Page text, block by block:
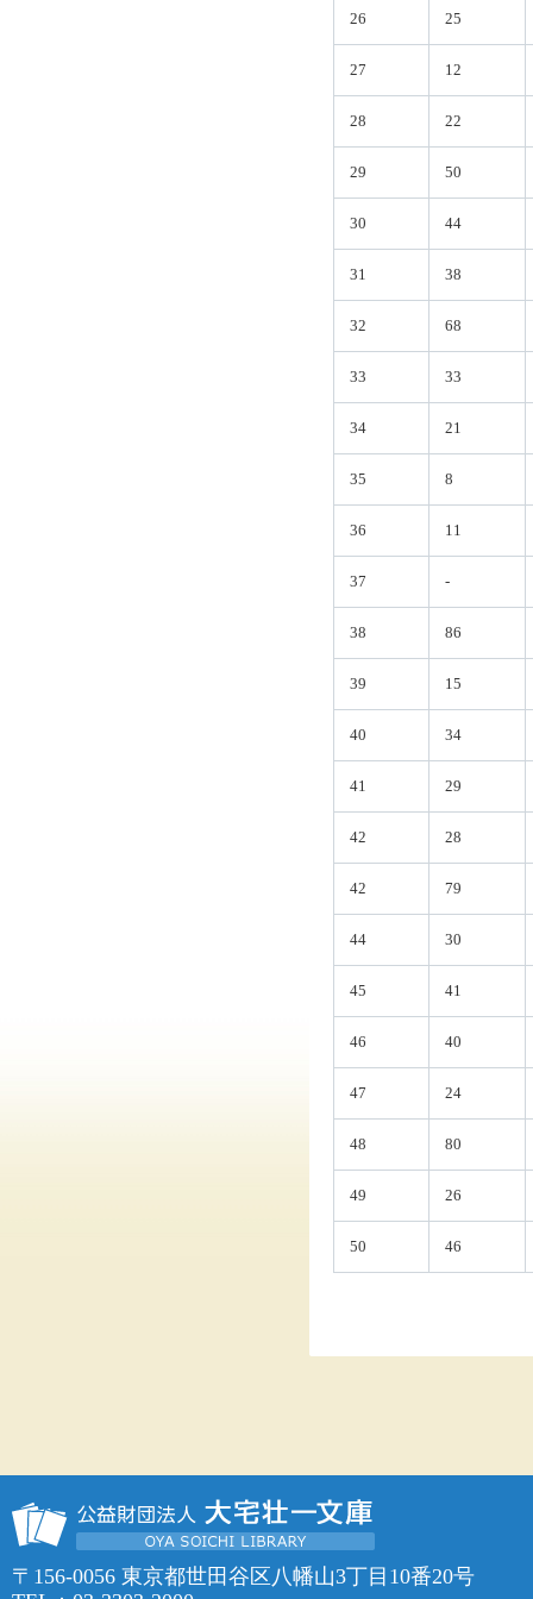
26 25
27 12
28 22
29 50
30 44
31 38
32 68
33 33
34 21
35 8
36 11
37 -
38 86
39 15
40 34
41 29
42 28
42 79
44 30
45 41
46 40
47 24
48 80
49 26
50 46
〒156-0056 東京都世田谷区八幡山3丁目10番20号